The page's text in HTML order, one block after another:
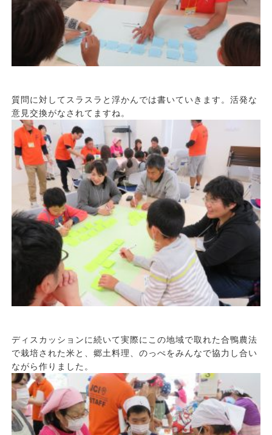
質問に対してスラスラと浮かんでは書いていきます。活発な
意見交換がなされてますね。
ディスカッションに続いて実際にこの地域で取れた合鴨農法
で栽培された米と、郷土料理、のっぺをみんなで協力し合い
ながら作りました。